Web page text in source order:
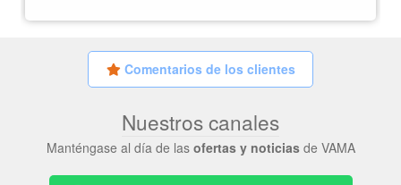
Comentarios de los clientes
Nuestros canales
Manténgase al día de las ofertas y noticiasde VAMA